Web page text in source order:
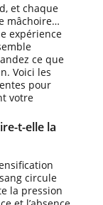
et chaque
mâchoire…
expérience
ce que
Voici les
pour
votre
t-elle la
circule
la pression